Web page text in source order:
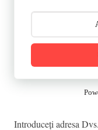
Introduceţi adresa